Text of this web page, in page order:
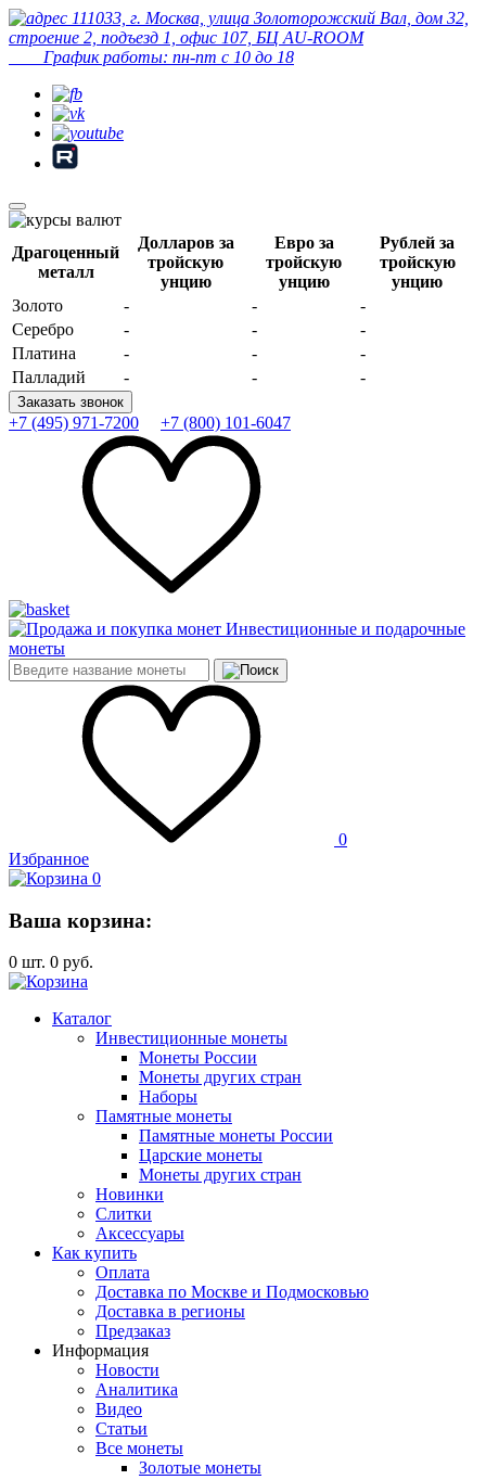
111033, г. Москва, улица Золоторожский Вал, дом 32,
строение 2, подъезд 1, офис 107, БЦ AU-ROOM
График работы: пн-пт с 10 до 18
Драгоценный
металл
Долларов за
тройскую
унцию
Евро за
тройскую
унцию
Рублей за
тройскую
унцию
Золото
- -
-
Серебро
- -
-
Платина
- -
-
Палладий
- - -
Заказать звонок
+7 (495) 971-7200 +7 (800) 101-6047
Инвестиционные и подарочные
монеты
0
Избранное
0
Ваша корзина:
0 шт. 0 руб.
Каталог
Инвестиционные монеты
Монеты России
Монеты других стран
Наборы
Памятные монеты
Памятные монеты России
Царские монеты
Монеты других стран
Новинки
Слитки
Аксессуары
Как купить
Оплата
Доставка по Москве и Подмосковью
Доставка в регионы
Предзаказ
Информация
Новости
Аналитика
Видео
Статьи
Все монеты
Золотые монеты